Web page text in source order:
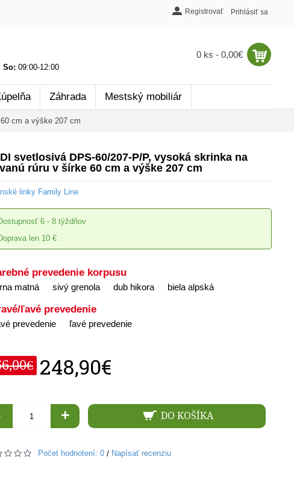
Registrovať Prihlásiť sa
So: 09:00-12:00
0 ks - 0,00€
Záhrada Mestský mobiliár
cm a výške 207 cm
svetlosivá DPS-60/207-P/P, vysoká skrinka na
rúru v šírke 60 cm a výške 207 cm
linky Family Line
6 - 8 týždňov
len 10 €
prevedenie korpusu
matná sivý grenola dub hikora biela alpská
ľavé prevedenie
prevedenie ľavé prevedenie
248,90€
+ DO KOŠÍKA
Počet hodnotení: 0 / Napísať recenziu